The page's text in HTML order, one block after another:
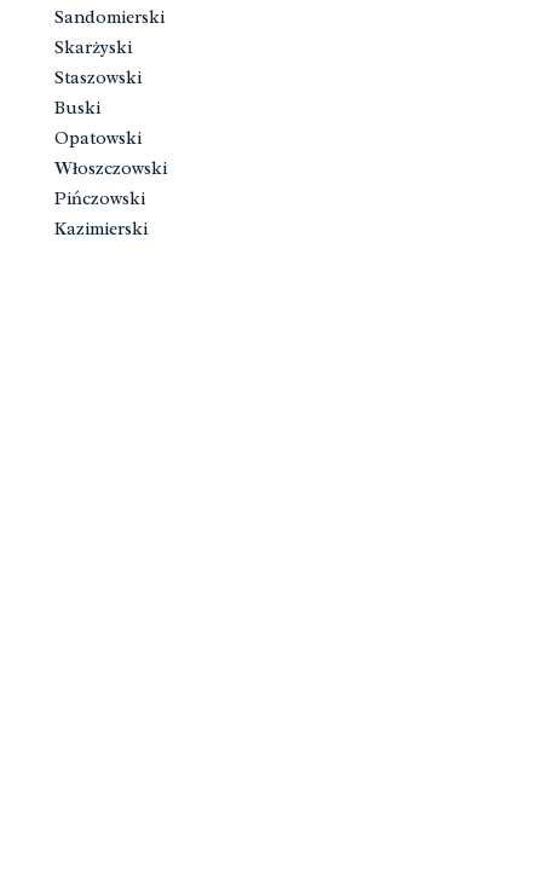
Sandomierski
Skarżyski
Staszowski
Buski
Opatowski
Włoszczowski
Pińczowski
Kazimierski